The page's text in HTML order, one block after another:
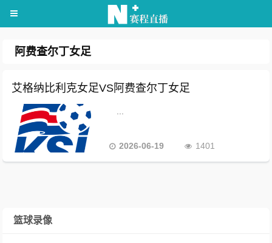
阿费查尔丁女足
艾格纳比利克女足VS阿费查尔丁女足
2026-06-19 1401
篮球录像